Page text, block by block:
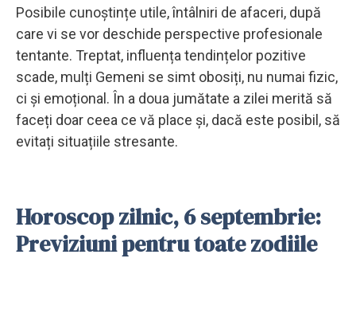
Posibile cunoștințe utile, întâlniri de afaceri, după
care vi se vor deschide perspective profesionale
tentante. Treptat, influența tendințelor pozitive
scade, mulți Gemeni se simt obosiți, nu numai fizic,
ci și emoțional. În a doua jumătate a zilei merită să
faceți doar ceea ce vă place și, dacă este posibil, să
evitați situațiile stresante.
Horoscop zilnic, 6 septembrie:
Previziuni pentru toate zodiile